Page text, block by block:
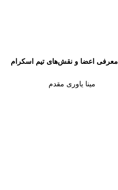
معرفی اعضا و نقش‌های تیم اسکرام
مینا یاوری مقدم